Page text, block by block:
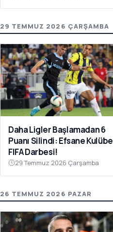
29 TEMMUZ 2026 ÇARŞAMBA
Daha Ligler Başlamadan 6
Puanı Silindi: Efsane Kulübe
FIFA Darbesi!
29 Temmuz 2026 Çarşamba
26 TEMMUZ 2026 PAZAR